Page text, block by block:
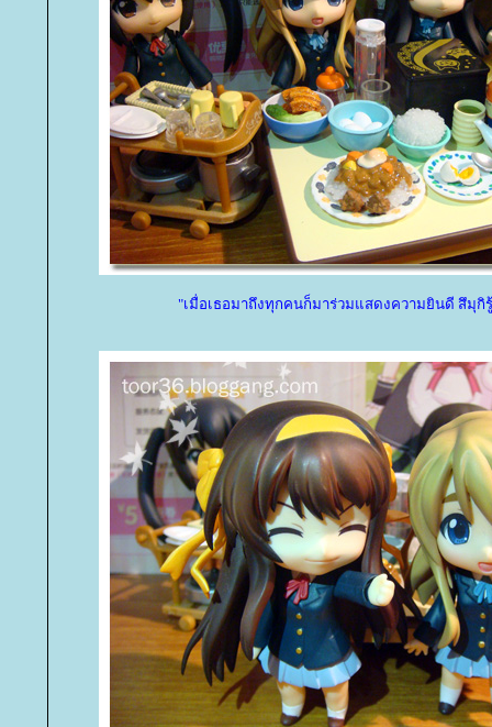
"เมื่อเธอมาถึงทุกคนก็มาร่วมแสดงความยินดี สึมุกิ